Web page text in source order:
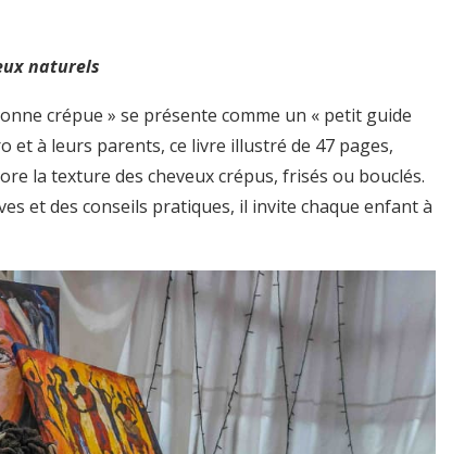
naturels
crépue » se présente comme un « petit guide
et à leurs parents, ce livre illustré de 47 pages,
la texture des cheveux crépus, frisés ou bouclés.
et des conseils pratiques, il invite chaque enfant à